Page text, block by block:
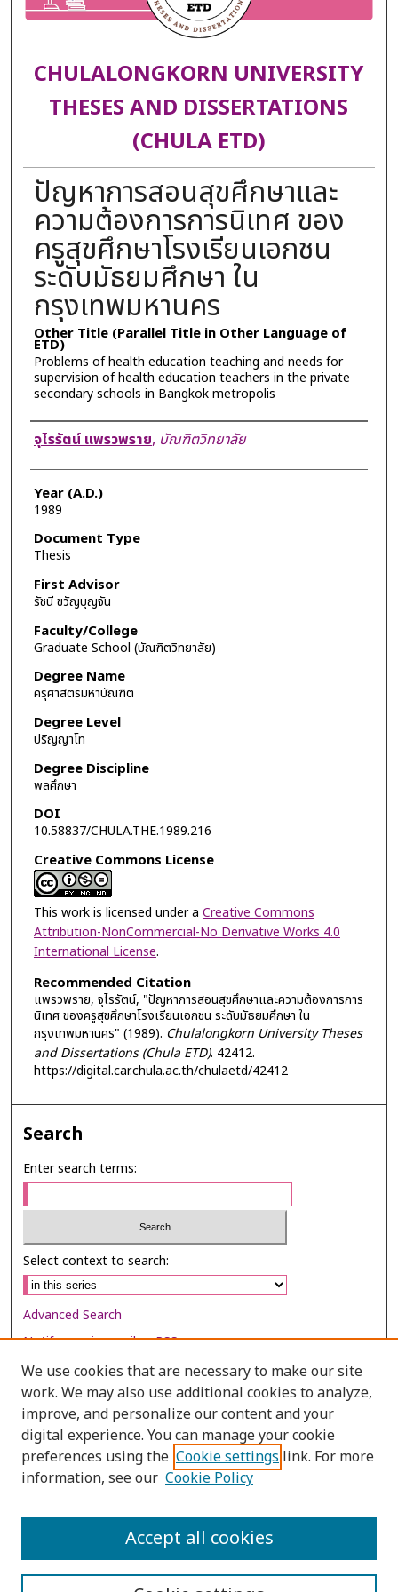
CHULALONGKORN UNIVERSITY
THESES AND DISSERTATIONS
(CHULA ETD)
ปัญหาการสอนสุขศึกษาและ
ความต้องการการนิเทศ ของ
ครูสุขศึกษาโรงเรียนเอกชน
ระดับมัธยมศึกษา ใน
กรุงเทพมหานคร
Other Title (Parallel Title in Other Language of
ETD)
Problems of health education teaching and needs for
supervision of health education teachers in the private
secondary schools in Bangkok metropolis
Author
จุไรรัตน์ แพรวพราย, บัณฑิตวิทยาลัย
Year (A.D.)
1989
Document Type
Thesis
First Advisor
รัชนี ขวัญบุญจัน
Faculty/College
Graduate School (บัณฑิตวิทยาลัย)
Degree Name
ครุศาสตรมหาบัณฑิต
Degree Level
ปริญญาโท
Degree Discipline
พลศึกษา
DOI
10.58837/CHULA.THE.1989.216
Creative Commons License
This work is licensed under a Creative Commons
Attribution-NonCommercial-No Derivative Works 4.0
International License.
Recommended Citation
แพรวพราย, จุไรรัตน์, "ปัญหาการสอนสุขศึกษาและความต้องการการ
นิเทศ ของครูสุขศึกษาโรงเรียนเอกชน ระดับมัธยมศึกษา ใน
กรุงเทพมหานคร" (1989). Chulalongkorn University Theses
and Dissertations (Chula ETD). 42412.
https://digital.car.chula.ac.th/chulaetd/42412
Search
Enter search terms:
Select context to search:
Advanced Search
Notify me via email orRSS
Browse
Collections
Disciplines
Authors
We use cookies that are necessary to make our site
work. We may also use additional cookies to analyze,
improve, and personalize our content and your
digital experience. You can manage your cookie
preferences using the Cookie settings link. For more
information, see our Cookie Policy
Accept all cookies